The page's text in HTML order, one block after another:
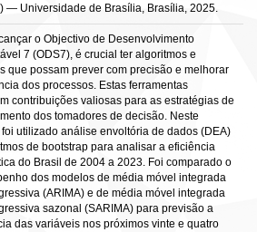
— Universidade de Brasília, Brasília, 2025.
o Objectivo de Desenvolvimento
7 (ODS7), é crucial ter algoritmos e
que possam prever com precisão e melhorar
dos processos. Estas ferramentas
contribuições valiosas para as estratégias de
dos tomadores de decisão. Neste
utilizado análise envoltória de dados (DEA)
de bootstrap para analisar a eficiência
do Brasil de 2004 a 2023. Foi comparado o
dos modelos de média móvel integrada
(ARIMA) e de média móvel integrada
sazonal (SARIMA) para previsão a
das variáveis nos próximos vinte e quatro